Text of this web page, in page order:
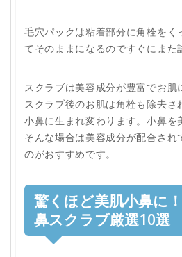
毛穴パックは粘着部分に角栓をく
てそのままになるのですぐにまた
スクラブは美容成分が豊富でお肌
スクラブ後のお肌は角栓も除去さ
小鼻に生まれ変わります。小鼻を
そんな場合は美容成分が配合され
のがおすすめです。
驚くほど美肌小鼻に
鼻スクラブ厳選10選